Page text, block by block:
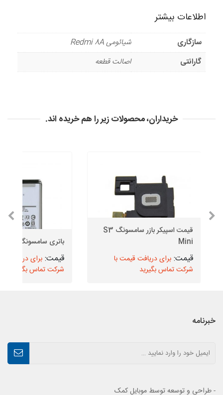
اطلاعات بیشتر
سازگاری
شیائومی Redmi 8A
گارانتی
اصالت قطعه
خریداران، محصولات زیر را هم خریده اند.
قیمت اسپیکر بازر سامسونگ S3
Mini
برای دریافت قیمت با
شرکت تماس بگیرید
باتری سامسونگ M31s
برای دریافت
شرکت تماس بگیرید
خبرنامه
- طراحی و توسعه توسط موبایل کمک